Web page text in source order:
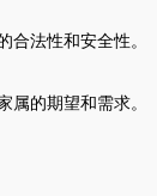
合法性和安全性。
属的期望和需求。